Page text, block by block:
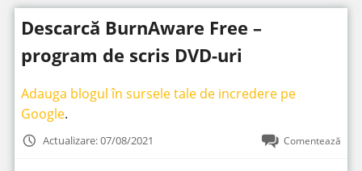
t
î
n
i
t
Descarcă BurnAware Free –
program de scris DVD-uri
Adauga blogul în sursele tale de incredere pe
Google.
Actualizare: 07/08/2021 Comentează